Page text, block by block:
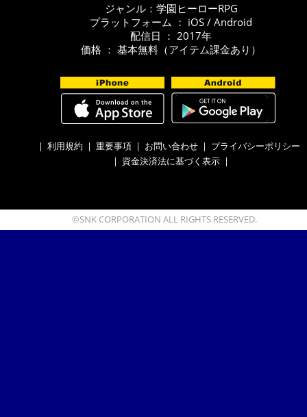
ジャンル：学園ヒーローRPG
プラットフォーム ： iOS / Android
配信日 ： 2017年
価格 ： 基本無料（アイテム課金あり）
| 利用規約 | 重要事項 | お問い合わせ | プライバシーポリシー
| 資金決済法に基づく表示 |
©SNK CORPORATION ALL RIGHTS RESERVED.